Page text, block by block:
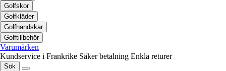
Golfskor
Golfkläder
Golfhandskar
Golftillbehör
Varumärken
Kundservice i Frankrike Säker betalning Enkla returer
Sök